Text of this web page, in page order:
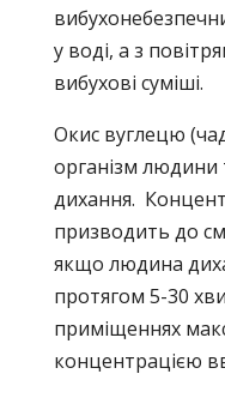
у воді, а з
вибухові суміші.
Окис вуглецю
організм людини
дихання.
призводить до
якщо людина
протягом 5-30
приміщеннях
концентрацією